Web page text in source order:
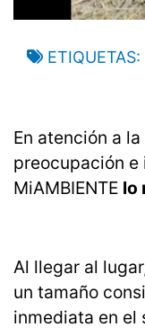
ETIQUETAS
En atención a
preocupación
MiAMBIENTE lo
Al llegar al
un tamaño
inmediata en el